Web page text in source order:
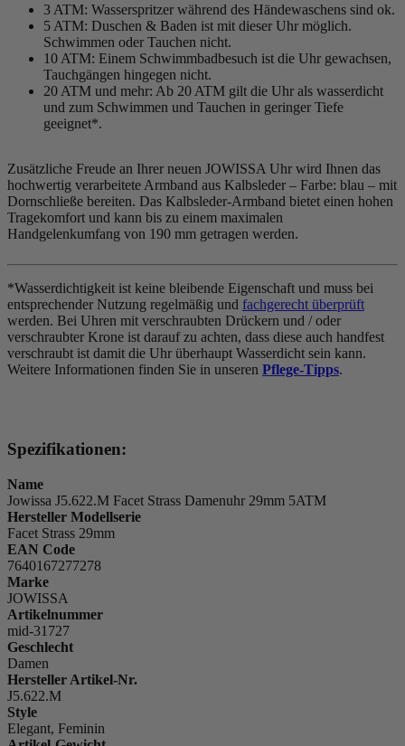
3 ATM: Wasserspritzer während des Händewaschens sind ok.
5 ATM: Duschen & Baden ist mit dieser Uhr möglich.
Schwimmen oder Tauchen nicht.
10 ATM: Einem Schwimmbadbesuch ist die Uhr gewachsen,
Tauchgängen hingegen nicht.
20 ATM und mehr: Ab 20 ATM gilt die Uhr als wasserdicht
und zum Schwimmen und Tauchen in geringer Tiefe
geeignet*.
Zusätzliche Freude an Ihrer neuen JOWISSA Uhr wird Ihnen das
hochwertig verarbeitete Armband aus Kalbsleder – Farbe: blau – mit
Dornschließe bereiten. Das Kalbsleder-Armband bietet einen hohen
Tragekomfort und kann bis zu einem maximalen
Handgelenkumfang von 190 mm getragen werden.
*Wasserdichtigkeit ist keine bleibende Eigenschaft und muss bei
entsprechender Nutzung regelmäßig und fachgerecht überprüft
werden. Bei Uhren mit verschraubten Drückern und / oder
verschraubter Krone ist darauf zu achten, dass diese auch handfest
verschraubt ist damit die Uhr überhaupt Wasserdicht sein kann.
Weitere Informationen finden Sie in unseren Pflege-Tipps.
Spezifikationen:
Name
Jowissa J5.622.M Facet Strass Damenuhr 29mm 5ATM
Hersteller Modellserie
Facet Strass 29mm
EAN Code
7640167277278
Marke
JOWISSA
Artikelnummer
mid-31727
Geschlecht
Damen
Hersteller Artikel-Nr.
J5.622.M
Style
Elegant, Feminin